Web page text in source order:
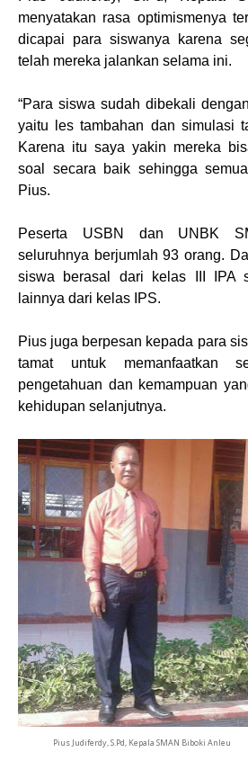
menyatakan rasa optimismenya
dicapai para siswanya karena
telah mereka jalankan selama ini.
“Para siswa sudah dibekali
yaitu les tambahan dan simulasi
Karena itu saya yakin mereka
soal secara baik sehingga
Pius.
Peserta USBN dan UNBK
seluruhnya berjumlah 93 orang.
siswa berasal dari kelas III IPA
lainnya dari kelas IPS.
Pius juga berpesan kepada para
tamat untuk memanfaatkan
pengetahuan dan kemampuan
kehidupan selanjutnya.
Pius Judiferdy, S.Pd, Kepala SMAN Biboki Anleu